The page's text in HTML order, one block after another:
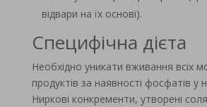
відвари на їх основі).
Специфічна дієта
Необхідно уникати вживання всіх
продуктів за наявності фосфатів у
Ниркові конкременти, утворені